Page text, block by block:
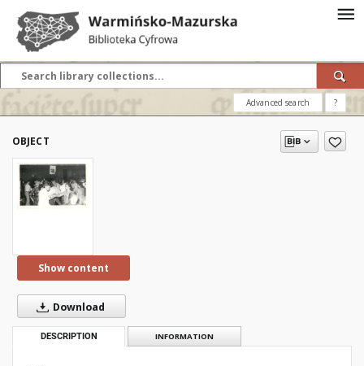
Advanced search ?
OBJECT
Show content
Download
DESCRIPTION INFORMATION